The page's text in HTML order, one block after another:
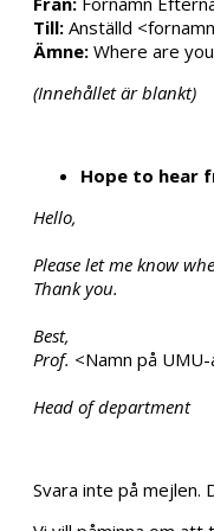
Till: Anställd
Ämne: Where are
(Innehållet är blankt)
Hope to hear
Hello,
Please let me know
Thank you.
Best,
Prof. <Namn på
Head of department
Svara inte på